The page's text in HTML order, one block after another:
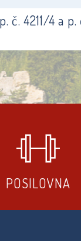
4211/4 a p.
POSILOVNA